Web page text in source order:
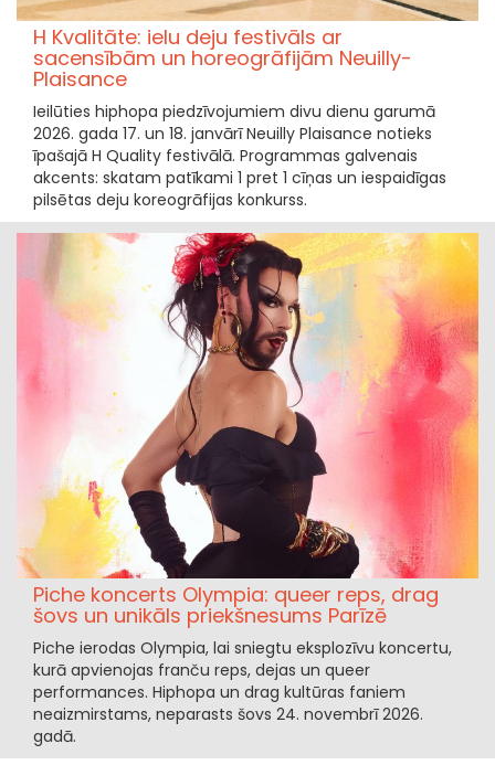
H Kvalitāte: ielu deju festivāls ar
sacensībām un horeogrāfijām Neuilly-
Plaisance
Ieilūties hiphopa piedzīvojumiem divu dienu garumā
2026. gada 17. un 18. janvārī Neuilly Plaisance notieks
īpašajā H Quality festivālā. Programmas galvenais
akcents: skatam patīkami 1 pret 1 cīņas un iespaidīgas
pilsētas deju koreogrāfijas konkurss.
Piche koncerts Olympia: queer reps, drag
šovs un unikāls priekšnesums Parīzē
Piche ierodas Olympia, lai sniegtu eksplozīvu koncertu,
kurā apvienojas franču reps, dejas un queer
performances. Hiphopa un drag kultūras faniem
neaizmirstams, neparasts šovs 24. novembrī 2026.
gadā.